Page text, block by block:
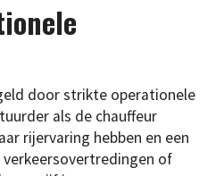
door strikte operationele
als de chauffeur
rijervaring hebben en een
of